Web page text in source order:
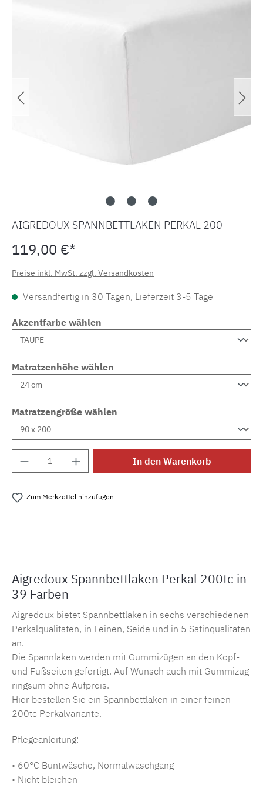
AIGREDOUX SPANNBETTLAKEN PERKAL 200
119,00 €*
Preise inkl. MwSt. zzgl. Versandkosten
Versandfertig in 30 Tagen, Lieferzeit 3-5 Tage
Akzentfarbe wählen
Matratzenhöhe wählen
Matratzengröße wählen
Produkt Anzahl: Gib den gewünschten
In den Warenkorb
Zum Merkzettel hinzufügen
Aigredoux Spannbettlaken Perkal 200tc in
39 Farben
Aigredoux bietet Spannbettlaken in sechs verschiedenen
Perkalqualitäten, in Leinen, Seide und in 5 Satinqualitäten
an.
Die Spannlaken werden mit Gummizügen an den Kopf-
und Fußseiten gefertigt. Auf Wunsch auch mit Gummizug
ringsum ohne Aufpreis.
Hier bestellen Sie ein Spannbettlaken in einer feinen
200tc Perkalvariante.
Pflegeanleitung:
• 60°C Buntwäsche, Normalwaschgang
• Nicht bleichen